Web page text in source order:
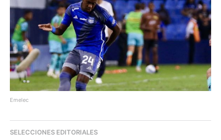
Emelec
SELECCIONES EDITORIALES